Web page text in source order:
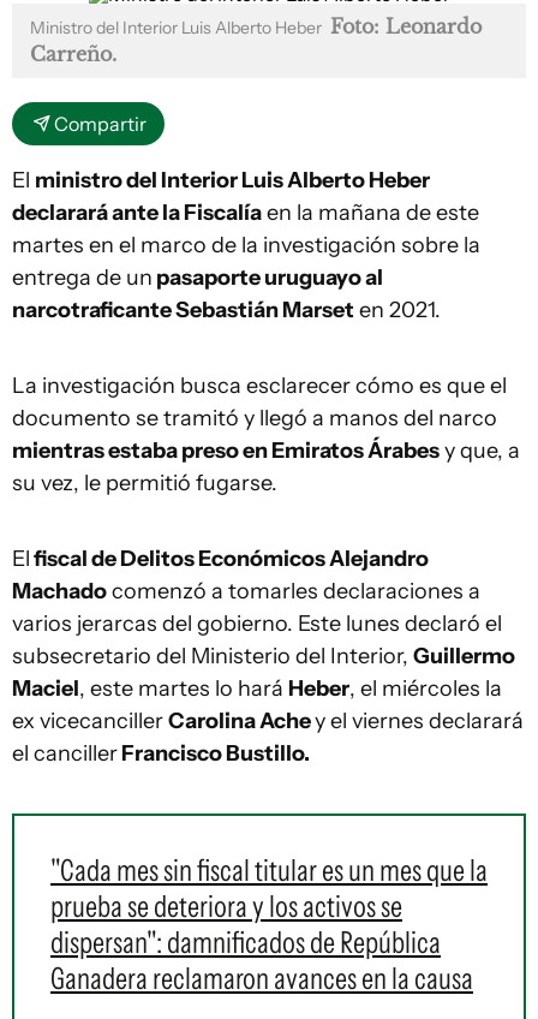
Ministro del Interior Luis Alberto Heber Foto: Leonardo
Carreño.
Compartir
El ministro del Interior Luis Alberto Heber
declarará ante la Fiscalíaen la mañana de este
martes en el marco de la investigación sobre la
entrega de un pasaporte uruguayo al
narcotraficante Sebastián Marset en 2021.
La investigación busca esclarecer cómo es que el
documento se tramitó y llegó a manos del narco
mientras estaba preso en Emiratos Árabesy que, a
su vez, le permitió fugarse.
Elfiscal de Delitos Económicos Alejandro
Machadocomenzó a tomarles declaraciones a
varios jerarcas del gobierno. Este lunes declaró el
subsecretario del Ministerio del Interior, Guillermo
Maciel, este martes lo hará Heber, el miércoles la
ex vicecancillerCarolina Achey el viernes declarará
el cancillerFrancisco Bustillo.
"Cada mes sin fiscal titular es un mes que la
prueba se deteriora y los activos se
dispersan": damnificados de República
Ganadera reclamaron avances en la causa